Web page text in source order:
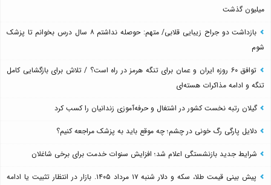
میلیون گذشت
بازداشت دو جراح زیبایی قلابی/ متهم: حوصله نداشتم ۸ سال درس بخوانم تا پزشک
شوم
توافق ۶۰ روزه ایران و عمان برای تنگه هرمز در راه است؟ / تلاش برای بازگشایی کامل
تنگه و ادامه مذاکرات هسته‌ای
گیلان رتبه نخست کشور در اشتغال و حرفه‌آموزی زندانیان را کسب کرد
دلایل پارگی رگ خونی در چشم؛ چه موقع باید به پزشک مراجعه کنیم؟
شرایط جدید بازنشستگی اعلام شد؛ افزایش سنوات خدمت برای برخی شاغلان
پیش بینی قیمت طلا، سکه و دلار شنبه ۱۷ مرداد ۱۴۰۵. بازار در انتظار تثبیت یا ادامه